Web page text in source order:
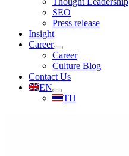
SEO
Press release
Insight
Career
Career
Culture Blog
Contact Us
EN
TH